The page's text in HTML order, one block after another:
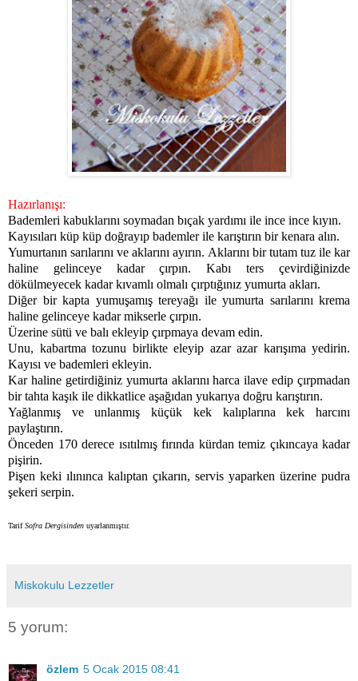
Hazırlanışı:
Bademleri kabuklarını soymadan bıçak yardımı ile ince ince kıyın.
Kayısıları küp küp doğrayıp bademler ile karıştırın bir kenara alın.
Yumurtanın sarılarını ve aklarını ayırın. Aklarını bir tutam tuz ile kar
haline gelinceye kadar çırpın. Kabı ters çevirdiğinizde
dökülmeyecek kadar kıvamlı olmalı çırptığınız yumurta akları.
Diğer bir kapta yumuşamış tereyağı ile yumurta sarılarını krema
haline gelinceye kadar mikserle çırpın.
Üzerine sütü ve balı ekleyip çırpmaya devam edin.
Unu, kabartma tozunu birlikte eleyip azar azar karışıma yedirin.
Kayısı ve bademleri ekleyin.
Kar haline getirdiğiniz yumurta aklarını harca ilave edip çırpmadan
bir tahta kaşık ile dikkatlice aşağıdan yukarıya doğru karıştırın.
Yağlanmış ve unlanmış küçük kek kalıplarına kek harcını
paylaştırın.
Önceden 170 derece ısıtılmış fırında kürdan temiz çıkıncaya kadar
pişirin.
Pişen keki ılınınca kalıptan çıkarın, servis yaparken üzerine pudra
şekeri serpin.
TarifSofra Dergisinden uyarlanmıştır.
Miskokulu Lezzetler
5 yorum:
özlem 5 Ocak 2015 08:41